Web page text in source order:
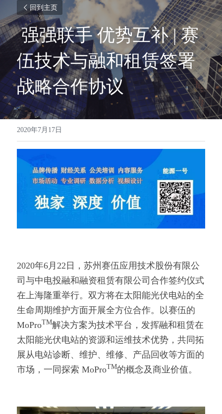
回到主页
强强联手 优势互补 | 赛
伍技术与融和租赁签署
战略合作协议
2020年7月17日
2020年6月22日，苏州赛伍应用技术股份有限公
司与中电投融和融资租赁有限公司合作签约仪式
在上海隆重举行。双方将在太阳能光伏电站的全
生命周期维护方面开展全方位合作。以赛伍的
MoProTM解决方案为技术平台，发挥融和租赁在
太阳能光伏电站的资源和运维技术优势，共同拓
展从电站诊断、维护、维修、产品回收等方面的
市场，一同探索 MoProTM的概念及商业价值。